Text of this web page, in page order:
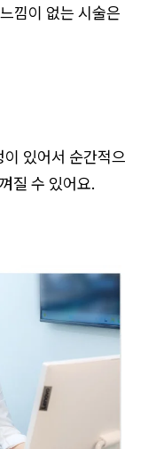
낌이 없는 시술은
있어서 순간적으
질 수 있어요.